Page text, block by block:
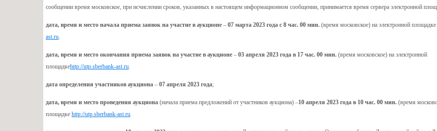
сообщении время московское, при исчислении сроков, указанных в настоящем информационном сообщении, принимается время сервера электронной
дата, время и место начала приема заявок на участие в аукционе – 07 марта 2023 года с 8 час. 00 мин. (время московское) на электронной площадке
ast.ru
дата, время и место окончания приема заявок на участие в аукционе – 03 апреля 2023 года в 17 час. 00 мин. (время московское) на электронной
площадкеhttp://utp.sberbank-ast.ru
дата определения участников аукциона – 07 апреля 2023 года;
дата, время и место проведения аукциона (начала приема предложений от участников аукциона) –10 апреля 2023 года в 10 час. 00 мин. (время
площадке http://utp.sberbank-ast.ru